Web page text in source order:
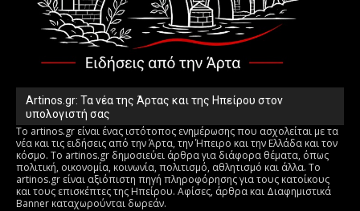
Artinos.gr: Τα νέα της Άρτας και της Ηπείρου στον
υπολογιστή σας
Το artinos.gr είναι ένας ιστότοπος ενημέρωσης που ασχολείται με τα
νέα και τις ειδήσεις από την Άρτα, την Ήπειρο και την Ελλάδα και τον
κόσμο. Το artinos.gr δημοσιεύει άρθρα για διάφορα θέματα, όπως
πολιτική, οικονομία, κοινωνία, πολιτισμό, αθλητισμό και άλλα. Το
artinos.gr είναι αξιόπιστη πηγή πληροφόρησης για τους κατοίκους
και τους επισκέπτες της Ηπείρου. Αφίσες, άρθρα και Διαφημιστικά
Banner καταχωρούνται δωρεάν.